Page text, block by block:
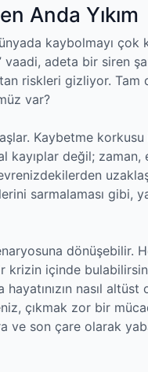
Anda Yıkım
kaybolmayı çok
adeta bir siren
riskleri gizliyor. Tam
var?
Kaybetme
kayıplar değil; zaman,
sarmalaması gibi,
dönüşebilir.
krizin içinde
nasıl altüst
çıkmak zor bir
ve son çare olarak